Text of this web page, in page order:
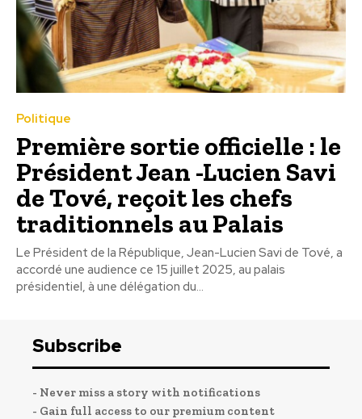
Politique
Première sortie officielle : le
Président Jean -Lucien Savi
de Tové, reçoit les chefs
traditionnels au Palais
Le Président de la République, Jean-Lucien Savi de Tové, a
accordé une audience ce 15 juillet 2025, au palais
présidentiel, à une délégation du...
Subscribe
- Never miss a story with notifications
- Gain full access to our premium content